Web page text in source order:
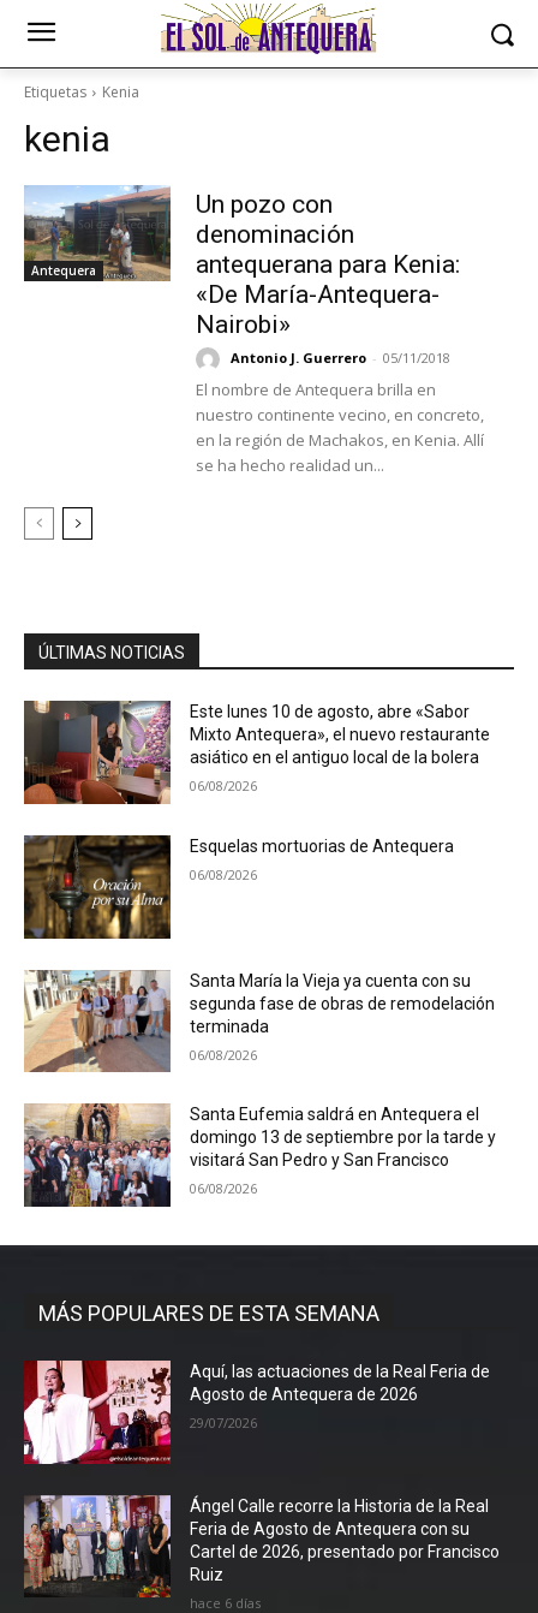
Etiquetas Kenia
kenia
Antequera
Un pozo con
denominación
antequerana para Kenia:
«De María-Antequera-
Nairobi»
Antonio J. Guerrero - 05/11/2018
El nombre de Antequera brilla en
nuestro continente vecino, en concreto,
en la región de Machakos, en Kenia. Allí
se ha hecho realidad un...
ÚLTIMAS NOTICIAS
Este lunes 10 de agosto, abre «Sabor
Mixto Antequera», el nuevo restaurante
asiático en el antiguo local de la bolera
06/08/2026
Esquelas mortuorias de Antequera
06/08/2026
Santa María la Vieja ya cuenta con su
segunda fase de obras de remodelación
terminada
06/08/2026
Santa Eufemia saldrá en Antequera el
domingo 13 de septiembre por la tarde y
visitará San Pedro y San Francisco
06/08/2026
MÁS POPULARES DE ESTA SEMANA
Aquí, las actuaciones de la Real Feria de
Agosto de Antequera de 2026
29/07/2026
Ángel Calle recorre la Historia de la Real
Feria de Agosto de Antequera con su
Cartel de 2026, presentado por Francisco
Ruiz
hace 6 días